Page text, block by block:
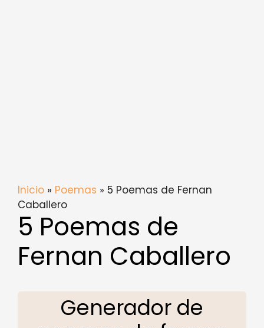
Inicio » Poemas » 5 Poemas de Fernan
Caballero
5 Poemas de
Fernan Caballero
Generador de